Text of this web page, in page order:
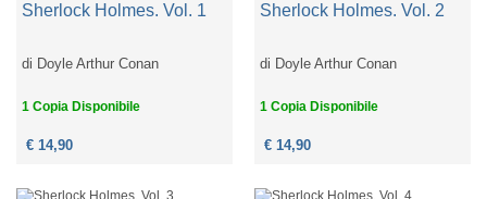
Sherlock Holmes. Vol. 1
di Doyle Arthur Conan
1 Copia Disponibile
€ 14,90
Sherlock Holmes. Vol. 2
di Doyle Arthur Conan
1 Copia Disponibile
€ 14,90